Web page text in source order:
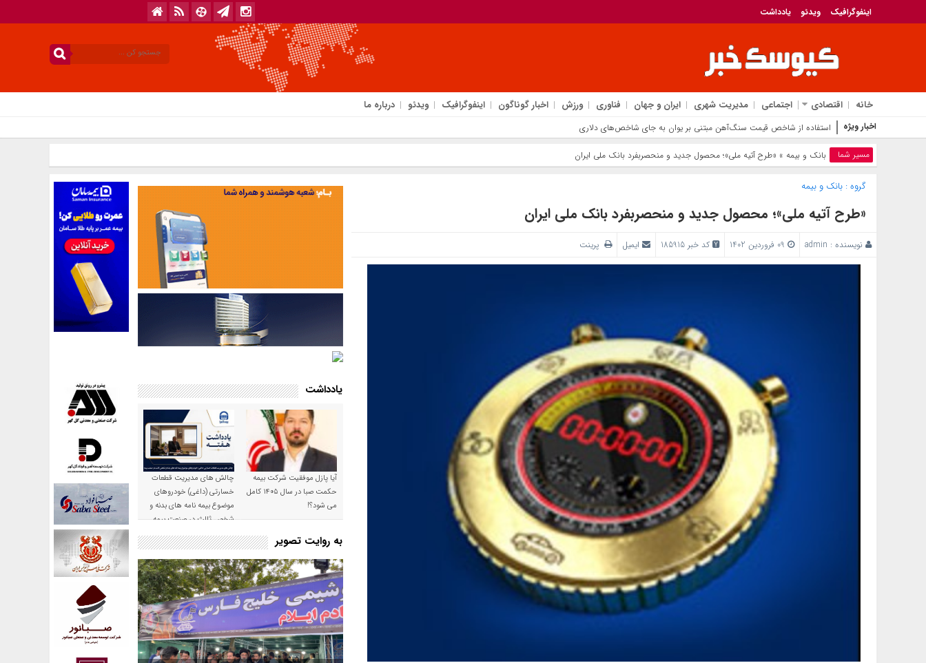
اینفوگرافیک ویدئو یادداشت
خانه اقتصادی اجتماعی مدیریت شهری ایران و جهان فناوری ورزش اخبار گوناگون اینفوگرافیک ویدئو درباره ما
اخبار ویژه پیام تبر
مسیر شما بانک‌ و بیمه » «طرح آتیه ملی»؛ محصول جدید و منحصربفرد بانک ملی ایران
گروه :بانک‌ و بیمه
«طرح آتیه ملی»؛ محصول جدید و منحصربفرد بانک ملی ایران
نویسنده : admin کد خبر 185915 ایمیل پرینت
یادداشت
آیا پازل موفقیت شرکت بیمه
حکمت صبا در سال ۱۴۰۵ کامل
می شود؟!
چالش های مدیریت قطعات
خسارتی (داغی) خودروهای
موضوع بیمه نامه های بدنه و
شخص ثالث در صنعت بیمه
به روایت تصویر